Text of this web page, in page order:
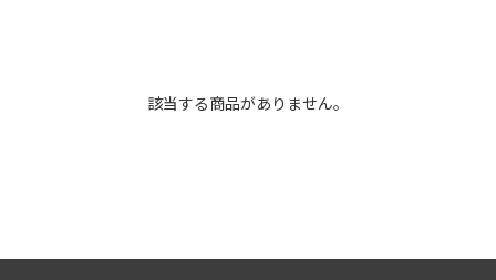
該当する商品がありません。